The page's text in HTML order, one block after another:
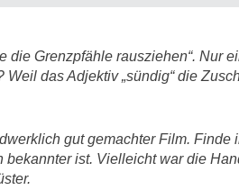
die Grenzpfähle rausziehen“. Nur
das Adjektiv „sündig“ die
gut gemachter Film. Finde
bekannter ist. Vielleicht war die